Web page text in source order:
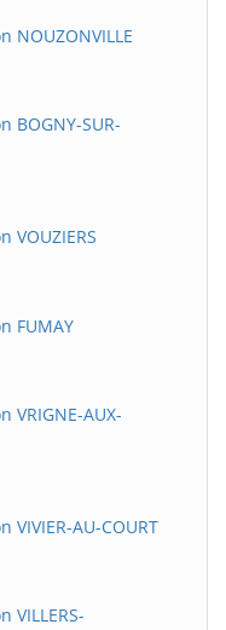
SUR-
FUMAY
AUX-
AU-COURT